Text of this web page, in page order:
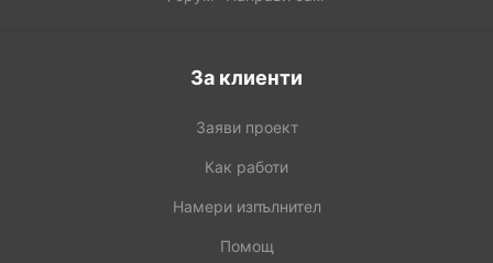
За клиенти
Заяви проект
Как работи
Намери изпълнител
Помощ